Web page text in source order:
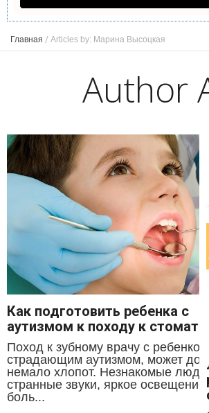
Главная / Articles by: Марина Высоцкая
Author
Как подготовить ребенка c
аутизмом к походу к
Поход к зубному врачу с ребенком,
страдающим аутизмом, может
немало хлопот. Незнакомые
странные звуки, яркое освещение,
боль...